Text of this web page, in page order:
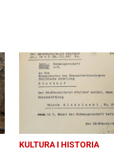
KULTURA I HISTORIA